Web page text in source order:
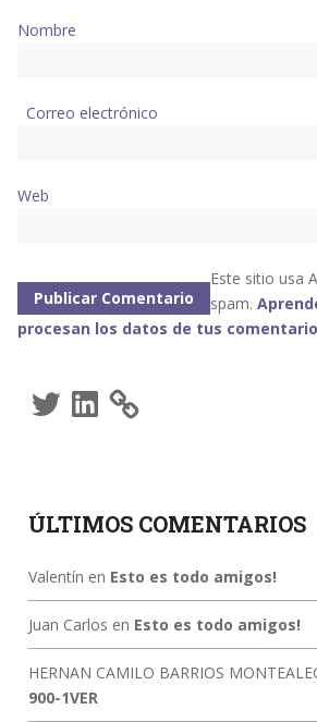
Nombre
Correo electrónico
Web
Este sitio usa
spam.
procesan los datos de tus
TwitterLinkedIn
ÚLTIMOS COMENTARIOS
Valentín en Esto es todo amigos!
Juan Carlos en Esto es todo amigos!
HERNAN CAMILO BARRIOS
900-1VER